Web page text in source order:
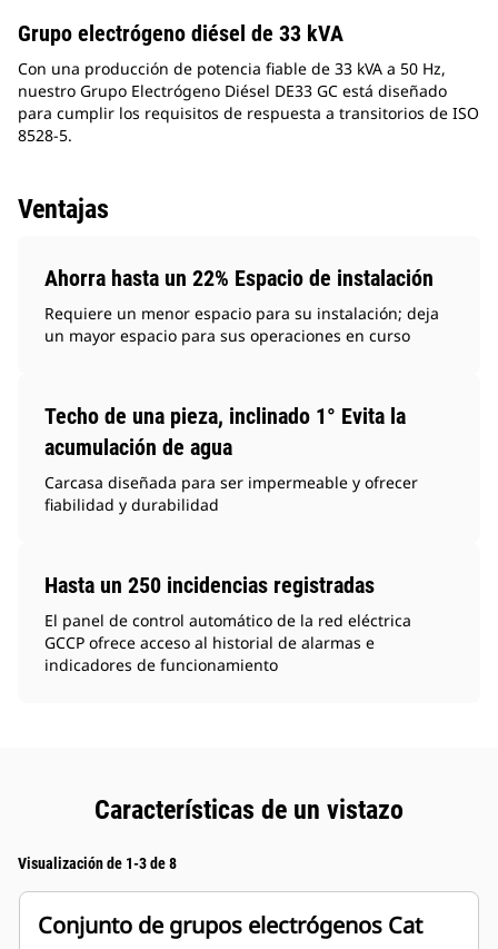
Grupo electrógeno diésel de 33 kVA
Con una producción de potencia fiable de 33 kVA a 50 Hz,
nuestro Grupo Electrógeno Diésel DE33 GC está diseñado
para cumplir los requisitos de respuesta a transitorios de ISO
8528-5.
Ventajas
Ahorra hasta un 22% Espacio de instalación
Requiere un menor espacio para su instalación; deja
un mayor espacio para sus operaciones en curso
Techo de una pieza, inclinado 1° Evita la
acumulación de agua
Carcasa diseñada para ser impermeable y ofrecer
fiabilidad y durabilidad
Hasta un 250 incidencias registradas
El panel de control automático de la red eléctrica
GCCP ofrece acceso al historial de alarmas e
indicadores de funcionamiento
Características de un vistazo
Visualización de 1-3 de 8
Conjunto de grupos electrógenos Cat